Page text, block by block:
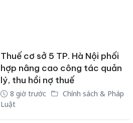
Thuế cơ sở 5 TP. Hà Nội phối
hợp nâng cao công tác quản
lý, thu hồi nợ thuế
8 giờ trước
Chính sách & Pháp
Luật